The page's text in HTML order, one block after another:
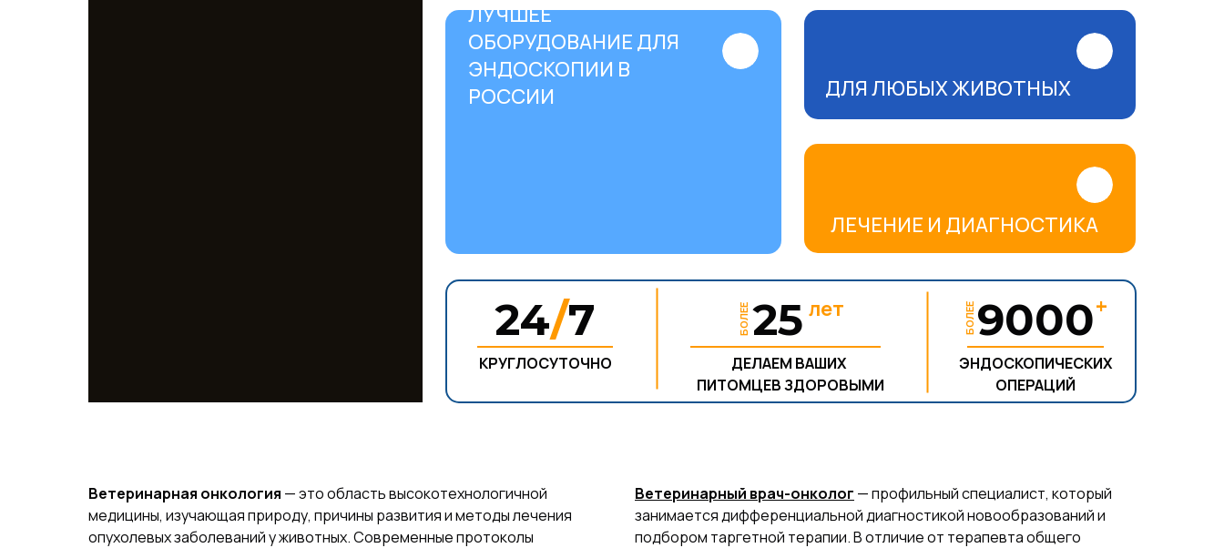
ЛУЧШЕЕ
ОБОРУДОВАНИЕ ДЛЯ
ЭНДОСКОПИИ В
РОССИИ
ЛЕЧЕНИЕ И ДИАГНОСТИКА
ДЛЯ ЛЮБЫХ ЖИВОТНЫХ
24/7
КРУГЛОСУТОЧНО
БОЛЕЕ лет
25
ДЕЛАЕМ ВАШИХ
ПИТОМЦЕВ ЗДОРОВЫМИ
+
БОЛЕЕ9000
ЭНДОСКОПИЧЕСКИХ
ОПЕРАЦИЙ
Ветеринарная онкология — это область высокотехнологичной
медицины, изучающая природу, причины развития и методы лечения
опухолевых заболеваний у животных. Современные протоколы
Ветеринарный врач-онколог — профильный специалист, который
занимается дифференциальной диагностикой новообразований и
подбором таргетной терапии. В отличие от терапевта общего